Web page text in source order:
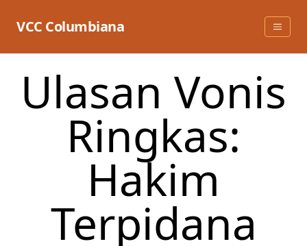
VCC Columbiana
Ulasan Vonis
Ringkas:
Hakim
Terpidana